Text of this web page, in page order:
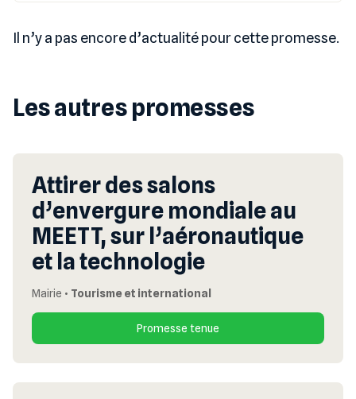
Il n’y a pas encore d’actualité pour cette promesse.
Les autres promesses
Attirer des salons
d’envergure mondiale au
MEETT, sur l’aéronautique
et la technologie
Mairie • Tourisme et international
Promesse tenue